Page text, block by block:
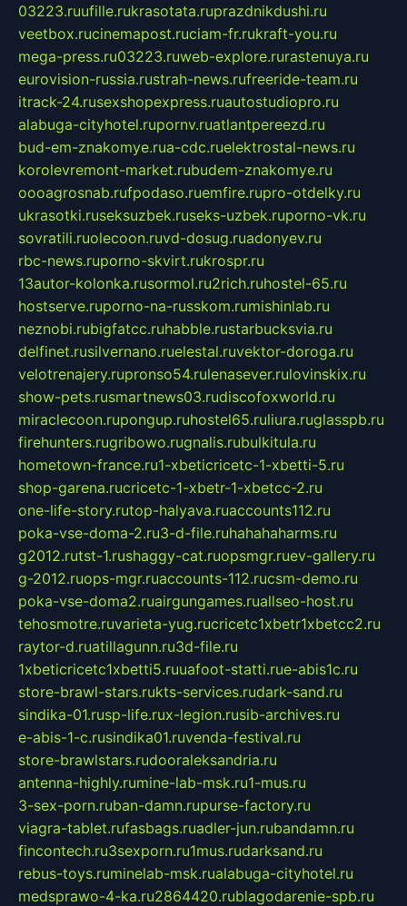
03223.ruufille.rukrasotata.ruprazdnikdushi.ru
veetbox.rucinemapost.ruciam-fr.rukraft-you.ru
mega-press.ru03223.ruweb-explore.rurastenuya.ru
eurovision-russia.rustrah-news.rufreeride-team.ru
itrack-24.rusexshopexpress.ruautostudiopro.ru
alabuga-cityhotel.rupornv.ruatlantpereezd.ru
bud-em-znakomye.rua-cdc.ruelektrostal-news.ru
korolevremont-market.rubudem-znakomye.ru
oooagrosnab.rufpodaso.ruemfire.rupro-otdelky.ru
ukrasotki.ruseksuzbek.ruseks-uzbek.ruporno-vk.ru
sovratili.ruolecoon.ruvd-dosug.ruadonyev.ru
rbc-news.ruporno-skvirt.rukrospr.ru
13autor-kolonka.rusormol.ru2rich.ruhostel-65.ru
hostserve.ruporno-na-russkom.rumishinlab.ru
neznobi.rubigfatcc.ruhabble.rustarbucksvia.ru
delfinet.rusilvernano.ruelestal.ruvektor-doroga.ru
velotrenajery.rupronso54.rulenasever.rulovinskix.ru
show-pets.rusmartnews03.rudiscofoxworld.ru
miraclecoon.rupongup.ruhostel65.ruliura.ruglasspb.ru
firehunters.rugribowo.rugnalis.rubulkitula.ru
hometown-france.ru1-xbeticricetc-1-xbetti-5.ru
shop-garena.rucricetc-1-xbetr-1-xbetcc-2.ru
one-life-story.rutop-halyava.ruaccounts112.ru
poka-vse-doma-2.ru3-d-file.ruhahahaharms.ru
g2012.rutst-1.rushaggy-cat.ruopsmgr.ruev-gallery.ru
g-2012.ruops-mgr.ruaccounts-112.rucsm-demo.ru
poka-vse-doma2.ruairgungames.ruallseo-host.ru
tehosmotre.ruvarieta-yug.rucricetc1xbetr1xbetcc2.ru
raytor-d.ruatillagunn.ru3d-file.ru
1xbeticricetc1xbetti5.ruuafoot-statti.rue-abis1c.ru
store-brawl-stars.rukts-services.rudark-sand.ru
sindika-01.rusp-life.rux-legion.rusib-archives.ru
e-abis-1-c.rusindika01.ruvenda-festival.ru
store-brawlstars.rudooraleksandria.ru
antenna-highly.rumine-lab-msk.ru1-mus.ru
3-sex-porn.ruban-damn.rupurse-factory.ru
viagra-tablet.rufasbags.ruadler-jun.rubandamn.ru
fincontech.ru3sexporn.ru1mus.rudarksand.ru
rebus-toys.ruminelab-msk.rualabuga-cityhotel.ru
medsprawo-4-ka.ru2864420.rublagodarenie-spb.ru